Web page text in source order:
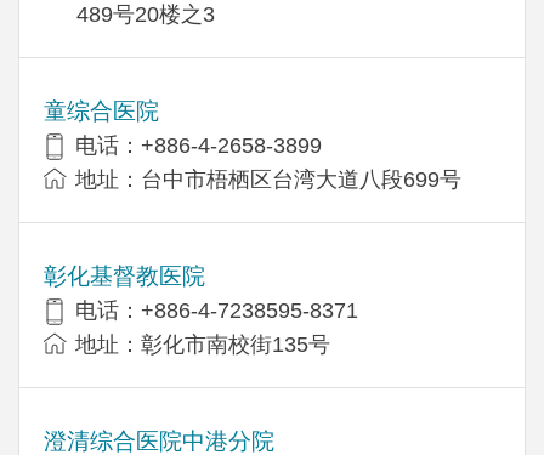
489号20楼之3
童综合医院
电话：+886-4-2658-3899
地址：台中市梧栖区台湾大道八段699号
彰化基督教医院
电话：+886-4-7238595-8371
地址：彰化市南校街135号
澄清综合医院中港分院